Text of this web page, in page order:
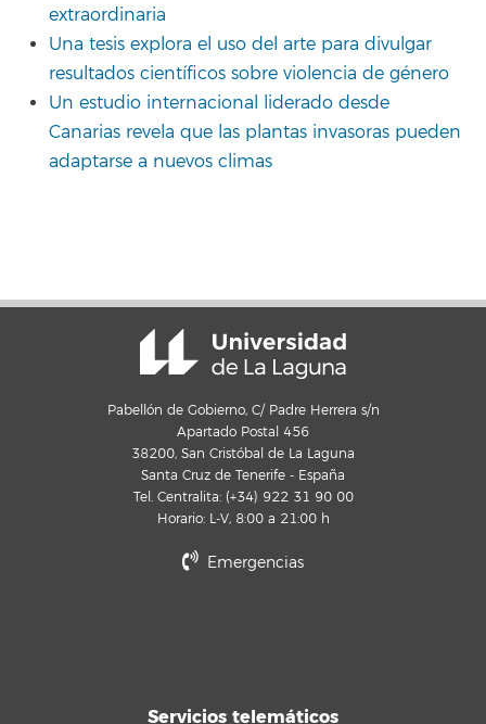
extraordinaria
Una tesis explora el uso del arte para divulgar
resultados científicos sobre violencia de género
Un estudio internacional liderado desde
Canarias revela que las plantas invasoras pueden
adaptarse a nuevos climas
Pabellón de Gobierno, C/ Padre Herrera s/n
Apartado Postal 456
38200, San Cristóbal de La Laguna
Santa Cruz de Tenerife - España
Tel. Centralita: (+34) 922 31 90 00
Horario: L-V, 8:00 a 21:00 h
Emergencias
Servicios telemáticos